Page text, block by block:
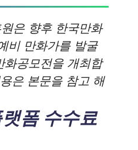
은 향후 한국만화
비 만화가를 발굴
화공모전을 개최합
은 본문을 참고 해
폼 수수료